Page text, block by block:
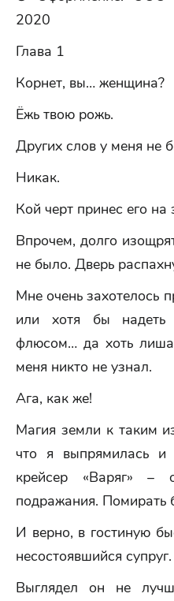
2020
Глава 1
Корнет, вы… женщина?
Ёжь твою рожь.
Других слов у меня не
Никак.
Кой черт принес его на
Впрочем, долго
не было. Дверь
Мне очень захотелось
или хотя бы надеть
флюсом… да хоть
меня никто не узнал.
Ага, как же!
Магия земли к таким
что я выпрямилась и
крейсер «Варяг» –
подражания. Помирать
И верно, в гостиную
несостоявшийся супруг.
Выглядел он не